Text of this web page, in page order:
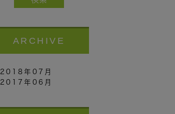
ARCHIVE
2018年07月
2017年06月